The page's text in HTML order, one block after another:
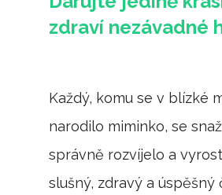
zdraví nezávadné
Každý, komu se v blízké
narodilo miminko, se
správně rozvíjelo a
slušný, zdravý a úspěšný